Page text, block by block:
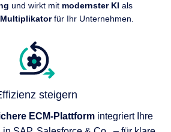
und wirkt mit modernster KI als
für Ihr Unternehmen.
steigern
ECM-Plattform integriert Ihre